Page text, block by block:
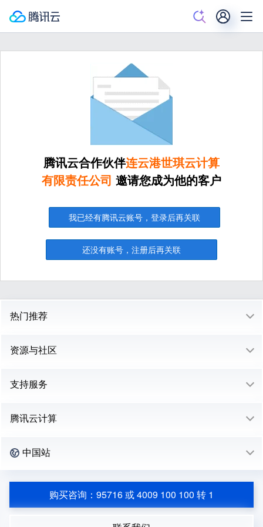
腾讯云合作伙伴连云港世琪云计算
有限责任公司 邀请您成为他的客户
我已经有腾讯云账号，登录后再关联
还没有账号，注册后再关联
热门推荐
资源与社区
支持服务
腾讯云计算
中国站
购买咨询：95716 或 4009 100 100 转 1